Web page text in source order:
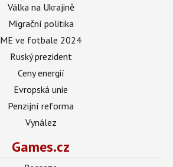
Válka na Ukrajině
Migrační politika
ME ve fotbale 2024
Ruský prezident
Ceny energií
Evropská unie
Penzijní reforma
Vynález
Games.cz